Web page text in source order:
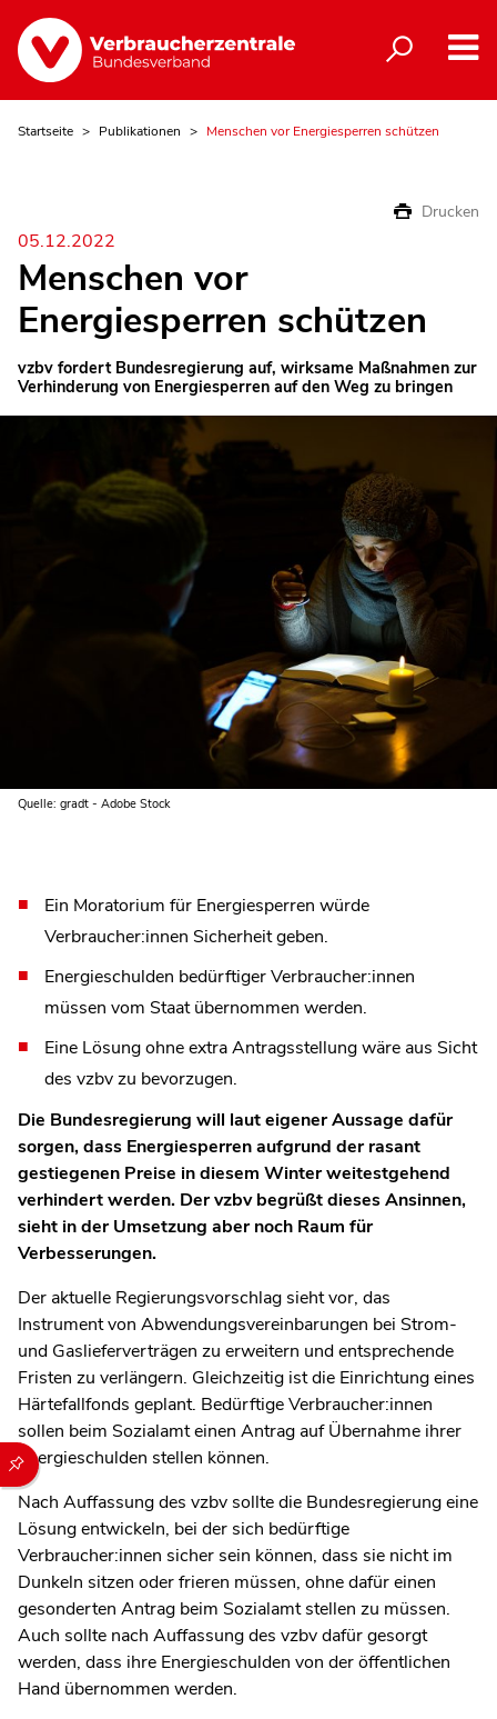
Durch die folgenden Buttons können Sie direkt auf einen
Startseite Publikationen Menschen vor Energiesperren schützen
Drucken
05.12.2022
Menschen vor
Energiesperren schützen
vzbv fordert Bundesregierung auf, wirksame Maßnahmen zur
Verhinderung von Energiesperren auf den Weg zu bringen
Quelle: gradt - Adobe Stock
Ein Moratorium für Energiesperren würde
Verbraucher:innen Sicherheit geben.
Energieschulden bedürftiger Verbraucher:innen
müssen vom Staat übernommen werden.
Eine Lösung ohne extra Antragsstellung wäre aus Sicht
des vzbv zu bevorzugen.
Die Bundesregierung will laut eigener Aussage dafür
sorgen, dass Energiesperren aufgrund der rasant
gestiegenen Preise in diesem Winter weitestgehend
verhindert werden. Der vzbv begrüßt dieses Ansinnen,
sieht in der Umsetzung aber noch Raum für
Verbesserungen.
Der aktuelle Regierungsvorschlag sieht vor, das
Instrument von Abwendungsvereinbarungen bei Strom-
und Gaslieferverträgen zu erweitern und entsprechende
Fristen zu verlängern. Gleichzeitig ist die Einrichtung eines
Härtefallfonds geplant. Bedürftige Verbraucher:innen
sollen beim Sozialamt einen Antrag auf Übernahme ihrer
Energieschulden stellen können.
Nach Auffassung des vzbv sollte die Bundesregierung eine
Lösung entwickeln, bei der sich bedürftige
Verbraucher:innen sicher sein können, dass sie nicht im
Dunkeln sitzen oder frieren müssen, ohne dafür einen
gesonderten Antrag beim Sozialamt stellen zu müssen.
Auch sollte nach Auffassung des vzbv dafür gesorgt
werden, dass ihre Energieschulden von der öffentlichen
Hand übernommen werden.